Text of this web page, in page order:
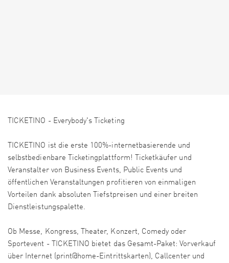
TICKETINO - Everybody's Ticketing
TICKETINO ist die erste 100%-internetbasierende und
selbstbedienbare Ticketingplattform! Ticketkäufer und
Veranstalter von Business Events, Public Events und
öffentlichen Veranstaltungen profitieren von einmaligen
Vorteilen dank absoluten Tiefstpreisen und einer breiten
Dienstleistungspalette.
Ob Messe, Kongress, Theater, Konzert, Comedy oder
Sportevent - TICKETINO bietet das Gesamt-Paket: Vorverkauf
über Internet (print@home-Eintrittskarten), Callcenter und